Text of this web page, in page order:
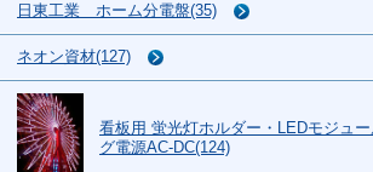
日東工業 ホーム分電盤(35)
ネオン資材(127)
看板用 蛍光灯ホルダー・LEDモジュ
グ電源AC-DC(124)